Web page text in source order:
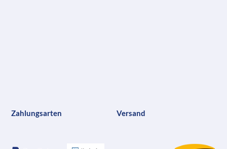
Zahlungsarten Versand